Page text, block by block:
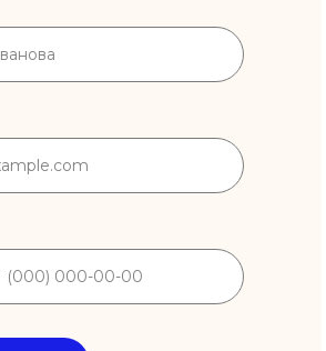
в
простыми
и новости
на канал